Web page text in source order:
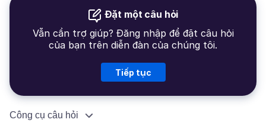
Đặt một câu hỏi
Vẫn cần trợ giúp? Đăng nhập để đặt câu hỏi
của bạn trên diễn đàn của chúng tôi.
Tiếp tục
Công cụ câu hỏi